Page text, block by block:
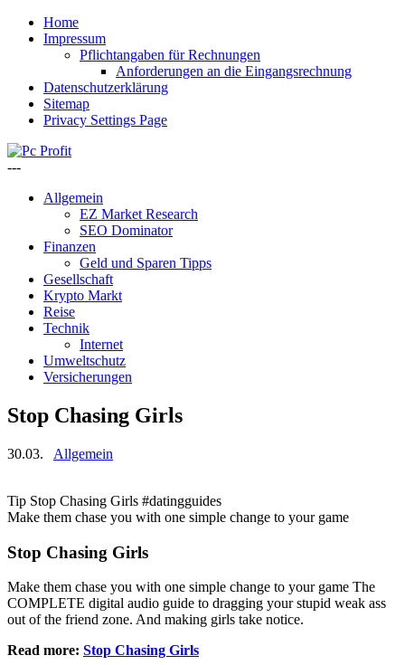
Home
Impressum
Pflichtangaben für Rechnungen
Anforderungen an die Eingangsrechnung
Datenschutzerklärung
Sitemap
Privacy Settings Page
---
Allgemein
EZ Market Research
SEO Dominator
Finanzen
Geld und Sparen Tipps
Gesellschaft
Krypto Markt
Reise
Technik
Internet
Umweltschutz
Versicherungen
Stop Chasing Girls
30.03. Allgemein
Tip Stop Chasing Girls #datingguides
Make them chase you with one simple change to your game
Stop Chasing Girls
Make them chase you with one simple change to your game The
COMPLETE digital audio guide to dragging your stupid weak ass
out of the friend zone. And making girls take notice.
Read more: Stop Chasing Girls